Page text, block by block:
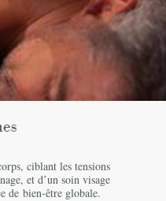
ciblant les tensions
et dʼun soin visage
debien-être globale.